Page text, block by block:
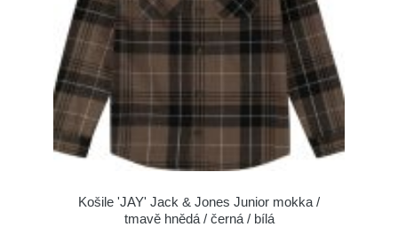
Košile 'JAY' Jack & Jones Junior mokka /
tmavě hnědá / černá / bílá